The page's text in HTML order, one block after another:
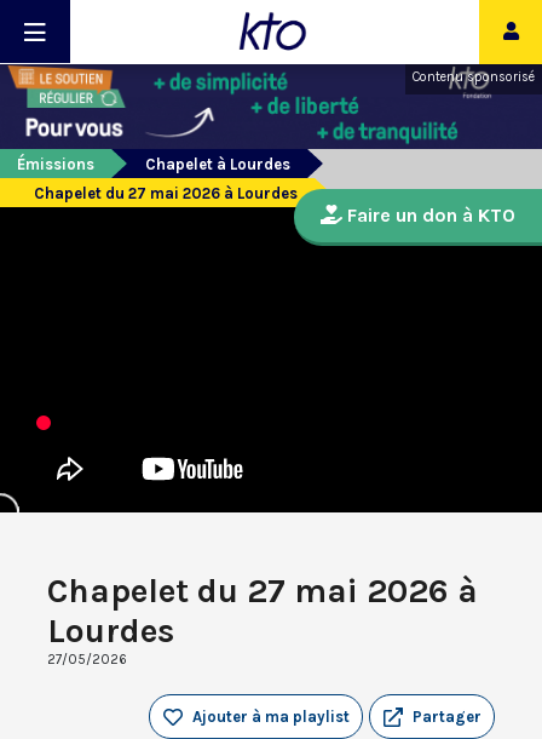
Contenu sponsorisé
Émissions
Chapelet à Lourdes
Chapelet du 27 mai 2026 à Lourdes
Chapelet du 27 mai 2026 à
Lourdes
27/05/2026
Partager
Ajouter à ma playlist
Faire un don à KTO